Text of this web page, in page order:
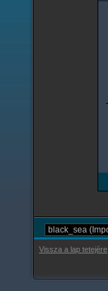
Vissza a lap tetejére